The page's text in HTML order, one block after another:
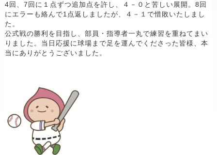
4回、7回に１点ずつ追加点を許し、４－０と苦しい展開。8回
にエラーも絡んで1点返しましたが、４－１で惜敗いたしまし
た。
公式戦の勝利を目指し、部員・指導者一丸で練習を重ねてまい
りました。当日応援に球場まで足を運んでくださった皆様、本
当にありがとうございました。